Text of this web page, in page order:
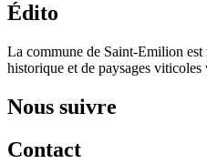
Édito
La commune de Saint-Emilion
historique et de paysages viticoles
Nous suivre
Contact